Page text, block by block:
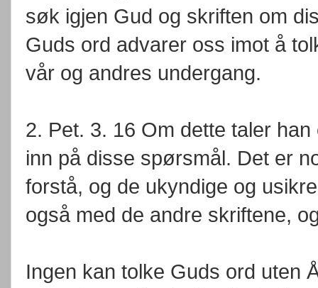
søk igjen Gud og skriften om
Guds ord advarer oss imot å
vår og andres undergang.
2. Pet. 3. 16 Om dette taler
inn på disse spørsmål. Det er
forstå, og de ukyndige og
også med de andre skriftene,
Ingen kan tolke Guds ord uten